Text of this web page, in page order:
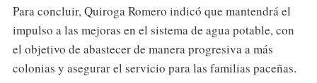
Para concluir, Quiroga Romero indicó que mantendrá el
impulso a las mejoras en el sistema de agua potable, con
el objetivo de abastecer de manera progresiva a más
colonias y asegurar el servicio para las familias paceñas.